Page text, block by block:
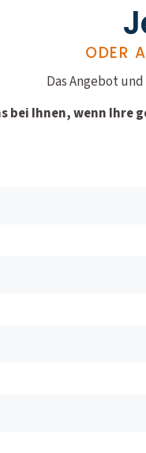
ODER
Das Angebot
bei Ihnen, wenn